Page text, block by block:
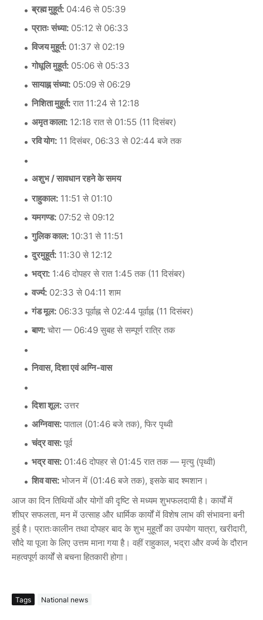
ब्रह्म मुहूर्त: 04:46 से 05:39
प्रातः संध्या: 05:12 से 06:33
विजय मुहूर्त: 01:37 से 02:19
गोधूलि मुहूर्त: 05:06 से 05:33
सायाह्न संध्या: 05:09 से 06:29
निशिता मुहूर्त: रात 11:24 से 12:18
अमृत ​​काला: 12:18 रात से 01:55 (11 दिसंबर)
रवि योग: 11 दिसंबर, 06:33 से 02:44 बजे तक
अशुभ / सावधान रहने के समय
राहुकाल: 11:51 से 01:10
यमगण्ड: 07:52 से 09:12
गुलिक काल: 10:31 से 11:51
दुरमुहूर्त: 11:30 से 12:12
भद्रा: 1:46 दोपहर से रात 1:45 तक (11 दिसंबर)
वर्ज्य: 02:33 से 04:11 शाम
गंड मूल: 06:33 पूर्वाह्न से 02:44 पूर्वाह्न (11 दिसंबर)
बाण: चोरा — 06:49 सुबह से सम्पूर्ण रात्रि तक
निवास, दिशा एवं अग्नि-वास
दिशा शूल: उत्तर
अग्निवास: पाताल (01:46 बजे तक), फिर पृथ्वी
चंद्र वास: पूर्व
भद्र वास: 01:46 दोपहर से 01:45 रात तक — मृत्यु (पृथ्वी)
शिव वास: भोजन में (01:46 बजे तक), इसके बाद श्मशान।
आज का दिन तिथियों और योगों की दृष्टि से मध्यम शुभफलदायी है। कार्यों में
शीघ्र सफलता, मन में उत्साह और धार्मिक कार्यों में विशेष लाभ की संभावना बनी
हुई है। प्रातःकालीन तथा दोपहर बाद के शुभ मुहूर्तों का उपयोग यात्रा, खरीदारी,
सौदे या पूजा के लिए उत्तम माना गया है। वहीं राहुकाल, भद्रा और वर्ज्य के दौरान
महत्वपूर्ण कार्यों से बचना हितकारी होगा।
Tags National news